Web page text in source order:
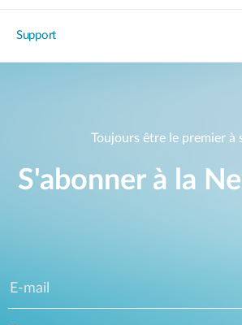
Support
Toujours être le premier à
S'abonner à la